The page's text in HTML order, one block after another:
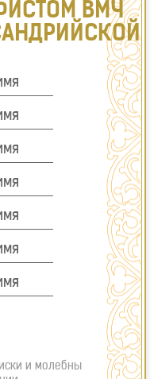
ЧАША
50
ВМЧ
и молебны